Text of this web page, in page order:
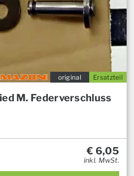
Ersatzteil
original
M. Federverschluss
€ 6,05
inkl. MwSt.